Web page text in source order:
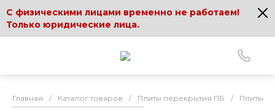
С физическими лицами временно не работаем!
Только юридические лица.
Главная / Каталог товаров / Плиты перекрытия ПБ / Плиты